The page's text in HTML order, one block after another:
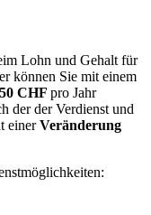
Lohn und Gehalt für
können Sie mit einem
CHF pro Jahr
der der Verdienst und
einerVeränderung